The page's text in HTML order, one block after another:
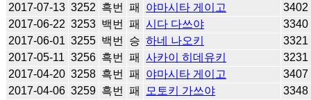
2017-07-13 3252 흑번 패 야마시타 게이고
3402
2017-06-22 3253 백번 패 시다 다쓰야
3340
2017-06-01 3255 백번 승 하네 나오키
3321
2017-05-11 3256 흑번 패 사카이 히데유키
3231
2017-04-20 3258 흑번 패 야마시타 게이고
3407
2017-04-06 3259 흑번 패 모토키 가쓰야
3348